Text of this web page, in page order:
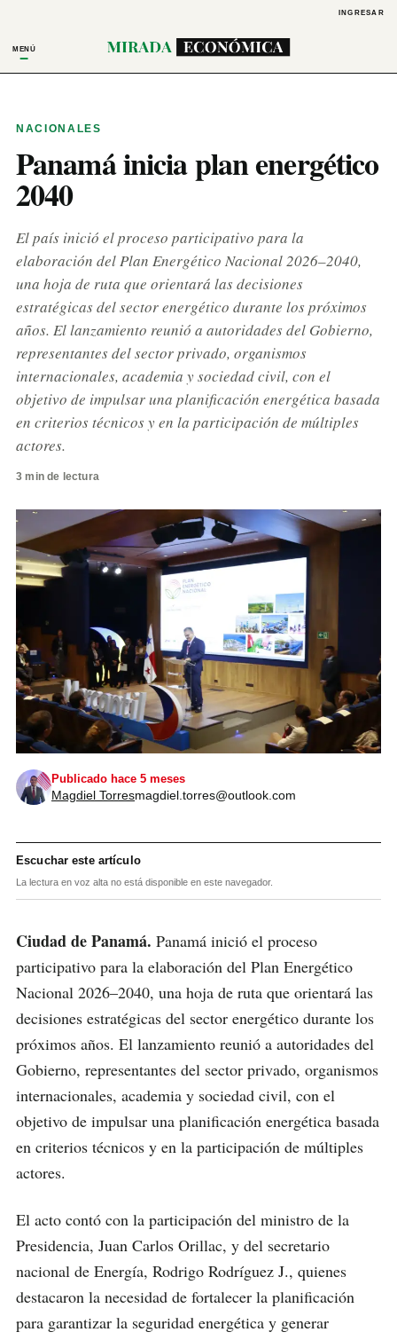
INGRESAR
MENÚ
NACIONALES
Panamá inicia plan energético
2040
El país inició el proceso participativo para la
elaboración del Plan Energético Nacional 2026–2040,
una hoja de ruta que orientará las decisiones
estratégicas del sector energético durante los próximos
años. El lanzamiento reunió a autoridades del Gobierno,
representantes del sector privado, organismos
internacionales, academia y sociedad civil, con el
objetivo de impulsar una planificación energética basada
en criterios técnicos y en la participación de múltiples
actores.
3 min de lectura
Publicado hace 5 meses
Magdiel Torresmagdiel.torres@outlook.com
Escuchar este artículo
La lectura en voz alta no está disponible en este navegador.
Ciudad de Panamá. Panamá inició el proceso
participativo para la elaboración del Plan Energético
Nacional 2026–2040, una hoja de ruta que orientará las
decisiones estratégicas del sector energético durante los
próximos años. El lanzamiento reunió a autoridades del
Gobierno, representantes del sector privado, organismos
internacionales, academia y sociedad civil, con el
objetivo de impulsar una planificación energética basada
en criterios técnicos y en la participación de múltiples
actores.
El acto contó con la participación del ministro de la
Presidencia, Juan Carlos Orillac, y del secretario
nacional de Energía, Rodrigo Rodríguez J., quienes
destacaron la necesidad de fortalecer la planificación
para garantizar la seguridad energética y generar